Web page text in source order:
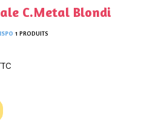
C.Metal Blondi
1 PRODUITS